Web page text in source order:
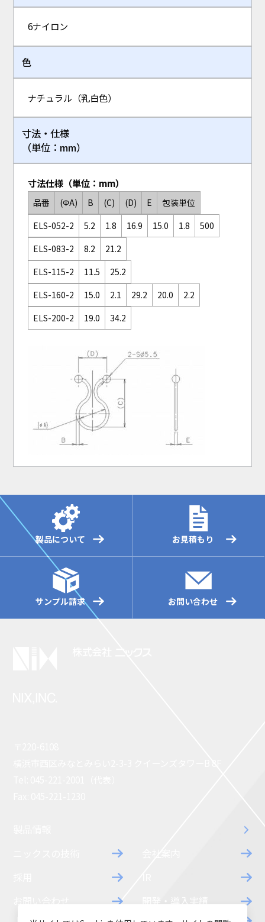
6ナイロン
色
ナチュラル（乳白色）
寸法・仕様
（単位：mm）
寸法仕様（単位：mm）
品番 (ΦA) B (C) (D) E
包装単位
ELS-052-2
5.2 1.8 16.9 15.0 1.8
500
ELS-083-2
8.2
21.2
ELS-115-2
11.5
25.2
ELS-160-2
15.0 2.1 29.2 20.0
2.2
ELS-200-2
19.0 34.2
製品について お見積もり
サンプル請求 お問い合わせ
開発・導入実績